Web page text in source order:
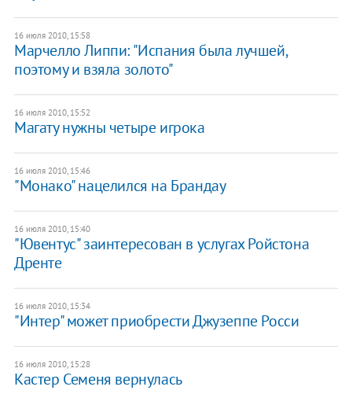
16 июля 2010, 15:58
Марчелло Липпи: "Испания была лучшей,
поэтому и взяла золото"
16 июля 2010, 15:52
Магату нужны четыре игрока
16 июля 2010, 15:46
"Монако" нацелился на Брандау
16 июля 2010, 15:40
"Ювентус" заинтересован в услугах Ройстона
Дренте
16 июля 2010, 15:34
"Интер" может приобрести Джузеппе Росси
16 июля 2010, 15:28
Кастер Семеня вернулась